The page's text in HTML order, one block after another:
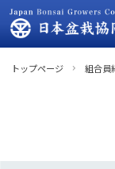
トップページ 組合員